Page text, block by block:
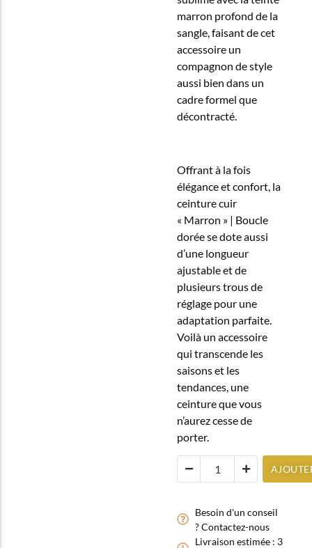
marron profond de la
sangle, faisant de cet
accessoire un
compagnon de style
aussi bien dans un
cadre formel que
décontracté.
Offrant à la fois
élégance et confort, la
ceinture cuir
« Marron » | Boucle
dorée se dote aussi
d’une longueur
ajustable et de
plusieurs trous de
réglage pour une
adaptation parfaite.
Voilà un accessoire
qui transcende les
saisons et les
tendances, une
ceinture que vous
n’aurez cesse de
porter.
Besoin d'un conseil
? Contactez-nous
Livraison estimée : 3